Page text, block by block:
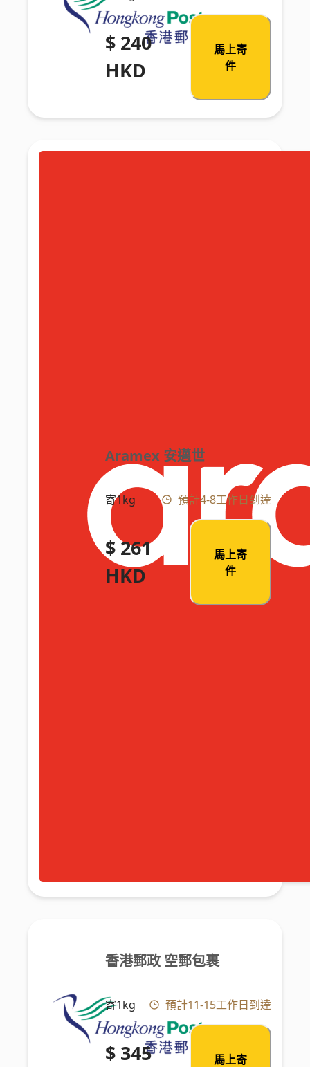
$ 240
HKD
馬上寄
件
Aramex 安邁世
寄1kg 預計4-8工作日到達
$ 261
HKD
馬上寄
件
香港郵政 空郵包裹
寄1kg 預計11-15工作日到達
$ 345
馬上寄